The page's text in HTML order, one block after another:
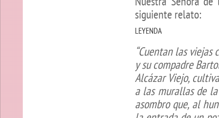
siguiente relato:
LEYENDA
“Cuentan las
y su compadre
Alcázar Viejo,
a las murallas de
asombro que, al